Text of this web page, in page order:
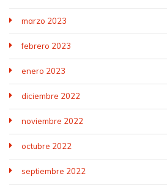
marzo 2023
febrero 2023
enero 2023
diciembre 2022
noviembre 2022
octubre 2022
septiembre 2022